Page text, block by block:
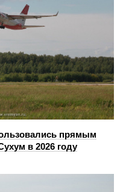
прямым
в 2026 году